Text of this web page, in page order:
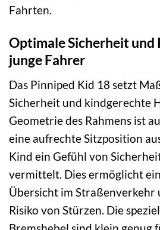
Fahrten.
Optimale Sicherheit
junge Fahrer
Das Pinniped Kid 18 setzt
Sicherheit und kindgerechte
Geometrie des Rahmens ist
eine aufrechte Sitzposition
Kind ein Gefühl von
vermittelt. Dies ermöglicht
Übersicht im Straßenverkehr
Risiko von Stürzen. Die